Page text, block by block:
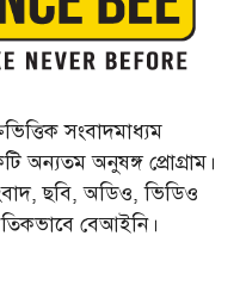
সংবাদমাধ্যম
অন্যতম অনুষঙ্গ প্রোগ্রাম।
ছবি, অডিও, ভিডিও
বেআইনি।